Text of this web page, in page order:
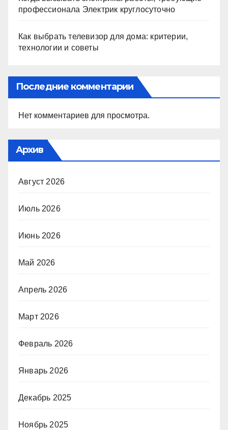
профессионала Электрик круглосуточно
Как выбрать телевизор для дома: критерии,
технологии и советы
Последние комментарии
Нет комментариев для просмотра.
Архив
Август 2026
Июль 2026
Июнь 2026
Май 2026
Апрель 2026
Март 2026
Февраль 2026
Январь 2026
Декабрь 2025
Ноябрь 2025